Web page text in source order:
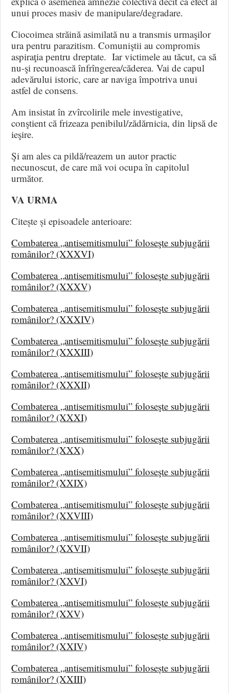
unui proces masiv de manipulare/degradare.
Ciocoimea străină asimilată nu a transmis urmaşilor
ura pentru parazitism. Comuniştii au compromis
aspiraţia pentru dreptate. Iar victimele au tăcut, ca să
nu-şi recunoască înfrîngerea/căderea. Vai de capul
adevărului istoric, care ar naviga împotriva unui
astfel de consens.
Am insistat în zvîrcolirile mele investigative,
conştient că frizeaza penibilul/zădărnicia, din lipsă de
ieşire.
Şi am ales ca pildă/reazem un autor practic
necunoscut, de care mă voi ocupa în capitolul
următor.
VA URMA
Citește și episoadele anterioare:
Combaterea „antisemitismului” foloseşte subjugării
românilor? (XXXVI)
Combaterea „antisemitismului” foloseşte subjugării
românilor? (XXXV)
Combaterea „antisemitismului” foloseşte subjugării
românilor? (XXXIV)
Combaterea „antisemitismului” foloseşte subjugării
românilor? (XXXIII)
Combaterea „antisemitismului” foloseşte subjugării
românilor? (XXXII)
Combaterea „antisemitismului” foloseşte subjugării
românilor? (XXXI)
Combaterea „antisemitismului” foloseşte subjugării
românilor? (XXX)
Combaterea „antisemitismului” foloseşte subjugării
românilor? (XXIX)
Combaterea „antisemitismului” foloseşte subjugării
românilor? (XXVIII)
Combaterea „antisemitismului” foloseşte subjugării
românilor? (XXVII)
Combaterea „antisemitismului” foloseşte subjugării
românilor? (XXVI)
Combaterea „antisemitismului” folosește subjugării
românilor? (XXV)
Combaterea „antisemitismului” folosește subjugării
românilor? (XXIV)
Combaterea „antisemitismului” folosește subjugării
românilor? (XXIII)